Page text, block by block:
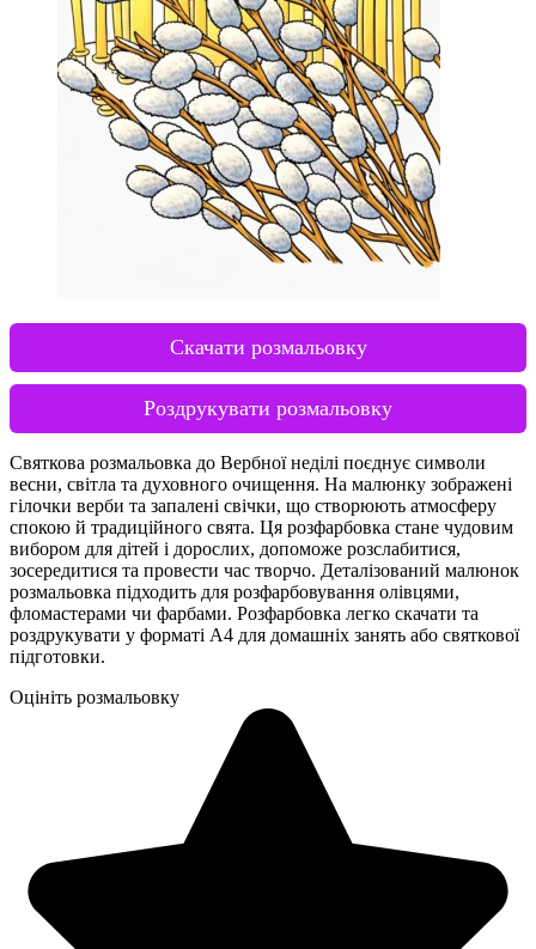
Скачати розмальовку
Роздрукувати розмальовку
Святкова розмальовка до Вербної неділі поєднує символи
весни, світла та духовного очищення. На малюнку зображені
гілочки верби та запалені свічки, що створюють атмосферу
спокою й традиційного свята. Ця розфарбовка стане чудовим
вибором для дітей і дорослих, допоможе розслабитися,
зосередитися та провести час творчо. Деталізований малюнок
розмальовка підходить для розфарбовування олівцями,
фломастерами чи фарбами. Розфарбовка легко скачати та
роздрукувати у форматі А4 для домашніх занять або святкової
підготовки.
Оцініть розмальовку